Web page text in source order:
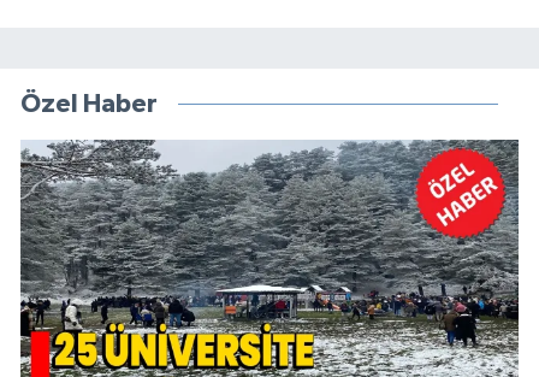
Özel Haber